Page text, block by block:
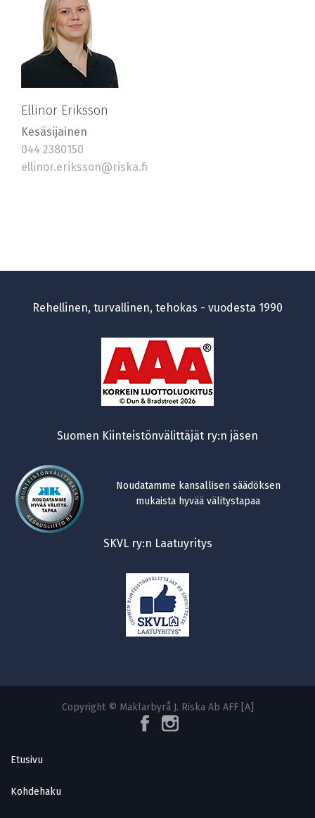
Ellinor Eriksson
Kesäsijainen
044 2380150
ellinor.eriksson@riska.fi
Rehellinen, turvallinen, tehokas - vuodesta 1990
Suomen Kiinteistönvälittäjät ry:n jäsen
Noudatamme kansallisen säädöksen
mukaista hyvää välitystapaa
SKVL ry:n Laatuyritys
Copyright © Mäklarbyrå J. Riska Ab AFF [A]
Etusivu
Kohdehaku